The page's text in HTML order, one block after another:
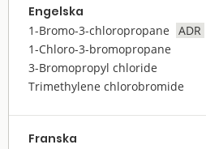
Engelska
1-Bromo-3-chloropropane
ADR
1-Chloro-3-bromopropane
3-Bromopropyl chloride
Trimethylene chlorobromide
Franska